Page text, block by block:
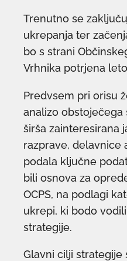
Trenutno se
ukrepanja ter
bo s strani
Vrhnika potrjena
Predvsem pri orisu
analizo obstoječega
širša zainteresirana
razprave, delavnice
podala ključne
bili osnova za
OCPS, na podlagi
ukrepi, ki bodo
strategije.
Glavni cilji strategije